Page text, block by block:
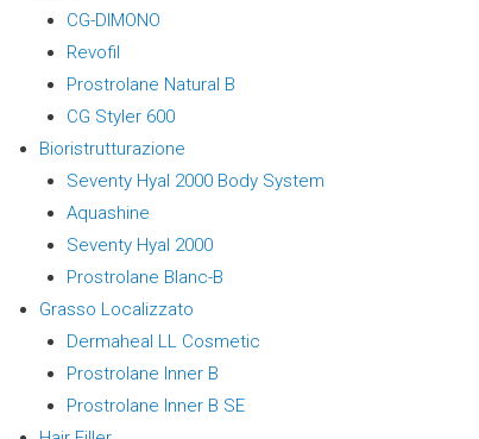
CG-DIMONO
Revofil
Prostrolane Natural B
CG Styler 600
Bioristrutturazione
Seventy Hyal 2000 Body System
Aquashine
Seventy Hyal 2000
Prostrolane Blanc-B
Grasso Localizzato
Dermaheal LL Cosmetic
Prostrolane Inner B
Prostrolane Inner B SE